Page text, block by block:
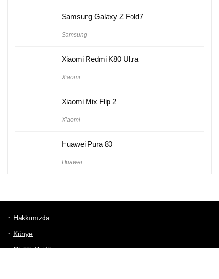
Samsung Galaxy Z Fold7
Samsung
Xiaomi Redmi K80 Ultra
Xiaomi
Xiaomi Mix Flip 2
Xiaomi
Huawei Pura 80
Huawei
Hakkımızda
Künye
Gizlilik Politikası